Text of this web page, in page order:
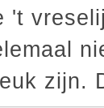
't
zijn.